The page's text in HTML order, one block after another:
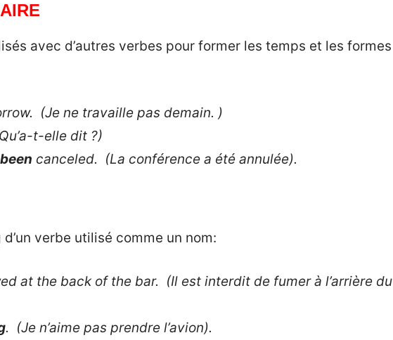
avec d’autres verbes pour former les temps et les formes
(Je ne travaille pas demain. )
t-elle dit ?)
canceled. (La conférence a été annulée).
verbe utilisé comme un nom:
at the back of the bar. (Il est interdit de fumer à l’arrière du
. (Je n’aime pas prendre l’avion).